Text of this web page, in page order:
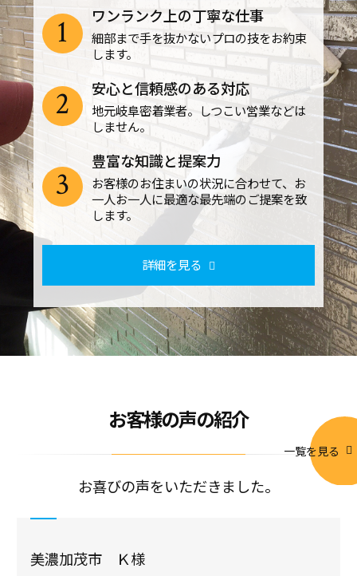
ワンランク上の丁寧な仕事
細部まで手を抜かないプロの技をお約束
します。
1
安心と信頼感のある対応
地元岐阜密着業者。しつこい営業などは
しません。
2
豊富な知識と提案力
お客様のお住まいの状況に合わせて、お
一人お一人に最適な最先端のご提案を致
します。
3
詳細を見る
お客様の声の紹介
お喜びの声をいただきました。
一覧を見る
美濃加茂市 Ｋ様